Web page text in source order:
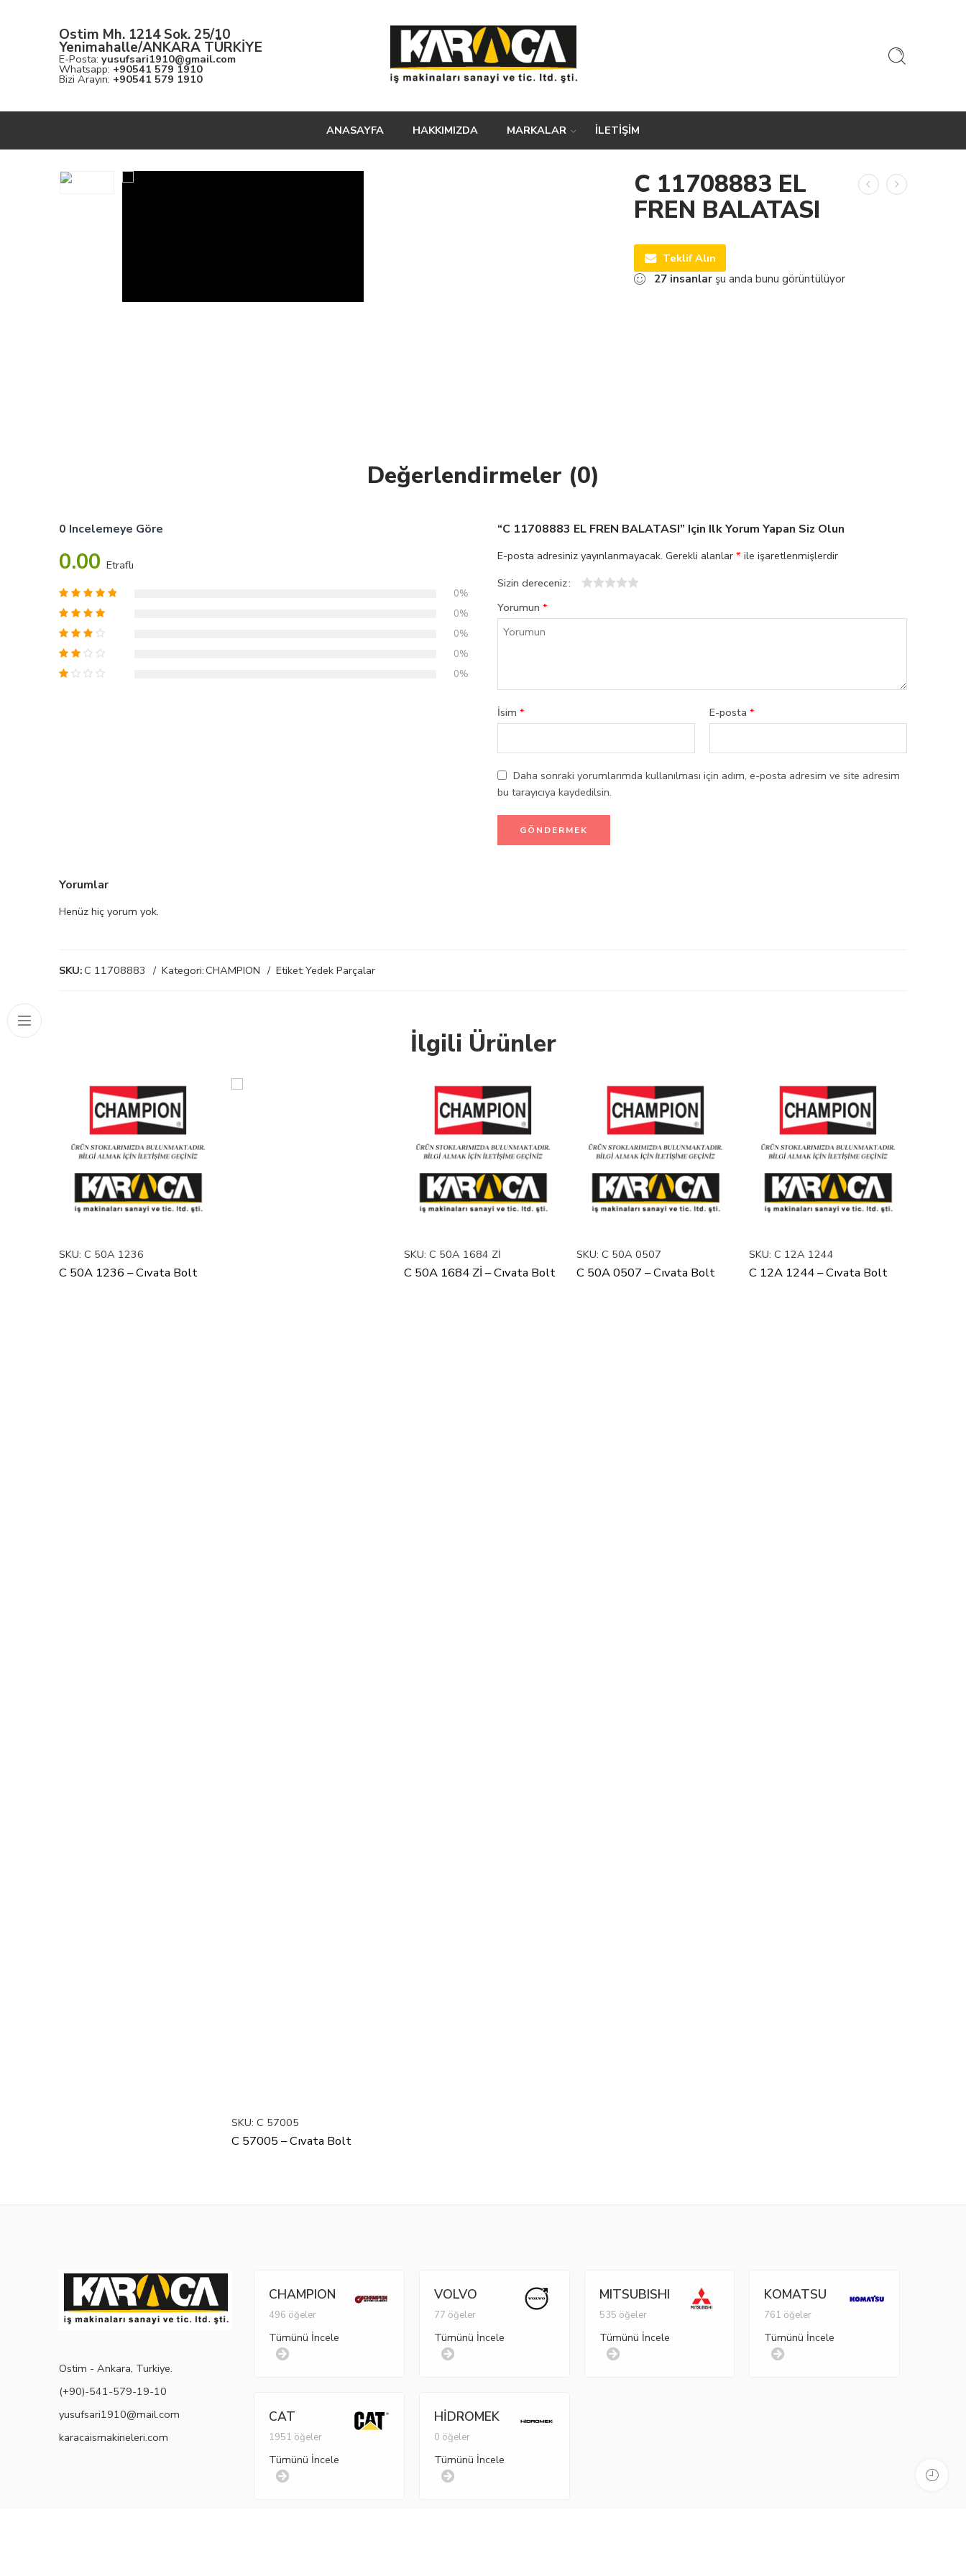
Ostim Mh. 1214 Sok. 25/10
Yenimahalle/ANKARA TÜRKİYE
E-Posta: yusufsari1910@gmail.com
Whatsapp: +90541 579 1910
Bizi Arayın: +90541 579 1910
ANASAYFA HAKKIMIZDA MARKALAR İLETİŞİM
C 11708883 EL
FREN BALATASI
Teklif Alın
27 insanlar şu anda bunu görüntülüyor
Değerlendirmeler (0)
0 Incelemeye Göre
0.00 Etraflı
0%
0%
0%
0%
0%
“C 11708883 EL FREN BALATASI” Için Ilk Yorum Yapan Siz Olun
E-posta adresiniz yayınlanmayacak. Gerekli alanlar * ile işaretlenmişlerdir
Sizin dereceniz
Yorumun *
İsim * E-posta *
Daha sonraki yorumlarımda kullanılması için adım, e-posta adresim ve site adresim
bu tarayıcıya kaydedilsin.
Yorumlar
Henüz hiç yorum yok.
SKU:C 11708883 Kategori:CHAMPION Etiket:Yedek Parçalar
İlgili Ürünler
SKU: C 50A 1236
C 50A 1236 – Cıvata Bolt
SKU: C 57005
C 57005 – Cıvata Bolt
SKU: C 50A 1684 Zİ
C 50A 1684 Zİ – Cıvata Bolt
SKU: C 50A 0507
C 50A 0507 – Cıvata Bolt
SKU: C 12A 1244
C 12A 1244 – Cıvata Bolt
Ostim - Ankara, Turkiye.
(+90)-541-579-19-10
yusufsari1910@mail.com
karacaismakineleri.com
CHAMPION
496 öğeler
Tümünü İncele
VOLVO
77 öğeler
Tümünü İncele
MITSUBISHI
535 öğeler
Tümünü İncele
KOMATSU
761 öğeler
Tümünü İncele
CAT
1951 öğeler
Tümünü İncele
HİDROMEK
0 öğeler
Tümünü İncele